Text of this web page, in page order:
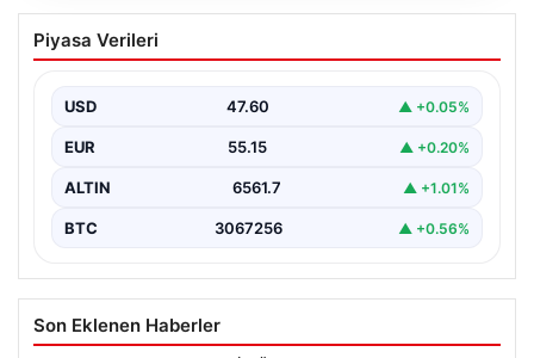
Galatasaray’da orta sahaya dev isim!
Manchester City’nin yıldızı Tijjani
Piyasa Verileri
USD 47.60 ▲ +0.05%
EUR 55.15 ▲ +0.20%
ALTIN 6561.7 ▲ +1.01%
BTC 3067256 ▲ +0.56%
Son Eklenen Haberler